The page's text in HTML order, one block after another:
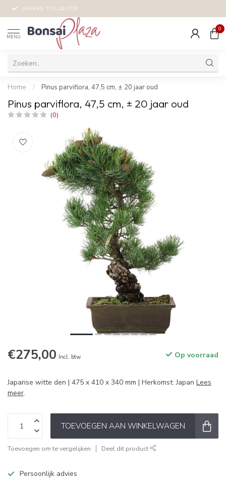
UNIEKE COLLECTIE
MENU
0
Home / Pinus parviflora, 47,5 cm, ± 20 jaar oud
Pinus parviflora, 47,5 cm, ± 20 jaar oud
(0)
€275,00 Incl. btw Op voorraad
Japanse witte den | 475 x 410 x 340 mm | Herkomst: Japan Lees
meer.
TOEVOEGEN AAN WINKELWAGEN
Toevoegen om te vergelijken Deel dit product
Persoonlijk advies